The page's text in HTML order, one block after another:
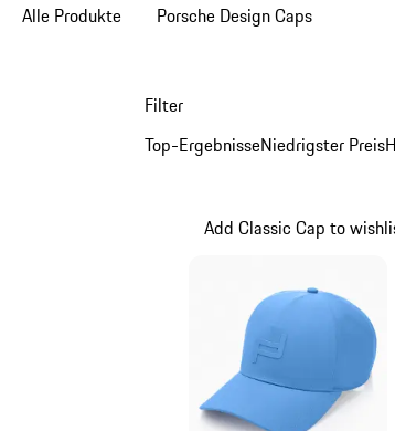
Alle Produkte
Porsche Design Caps
Filter
Top-ErgebnisseNiedrigster Preis
Add Classic Cap to